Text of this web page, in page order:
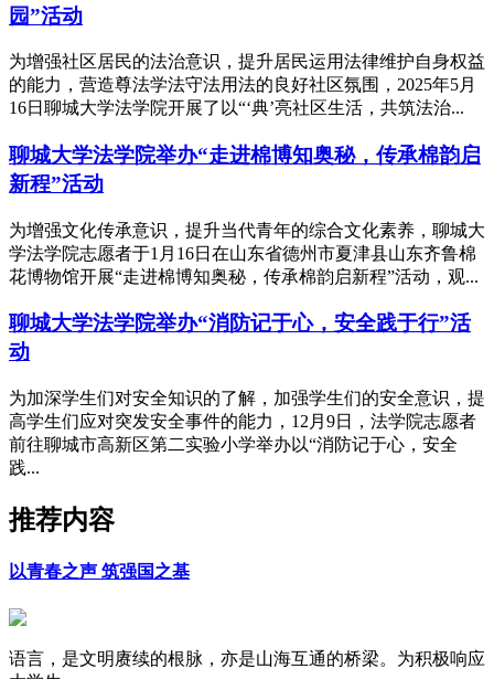
园”活动
为增强社区居民的法治意识，提升居民运用法律维护自身权益
的能力，营造尊法学法守法用法的良好社区氛围，2025年5月
16日聊城大学法学院开展了以“‘典’亮社区生活，共筑法治...
聊城大学法学院举办“走进棉博知奥秘，传承棉韵启
新程”活动
为增强文化传承意识，提升当代青年的综合文化素养，聊城大
学法学院志愿者于1月16日在山东省德州市夏津县山东齐鲁棉
花博物馆开展“走进棉博知奥秘，传承棉韵启新程”活动，观...
聊城大学法学院举办“消防记于心，安全践于行”活
动
为加深学生们对安全知识的了解，加强学生们的安全意识，提
高学生们应对突发安全事件的能力，12月9日，法学院志愿者
前往聊城市高新区第二实验小学举办以“消防记于心，安全
践...
推荐内容
以青春之声 筑强国之基
语言，是文明赓续的根脉，亦是山海互通的桥梁。为积极响应